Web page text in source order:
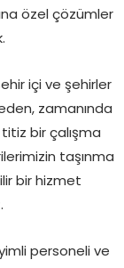
özel çözümler
içi ve şehirler
zamanında
bir çalışma
taşınma
bir hizmet
personeli ve